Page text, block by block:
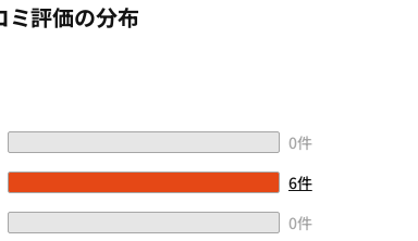
ミ評価の分布
0件
6件
0件